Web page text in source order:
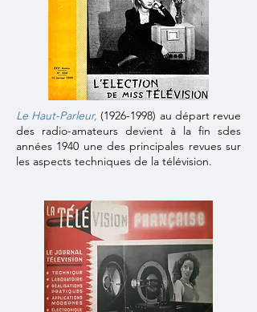
Le Haut-Parleur, (1926-1998) au départ revue
des radio-amateurs devient à la fin sdes
années 1940 une des principales revues sur
les aspects techniques de la télévision.